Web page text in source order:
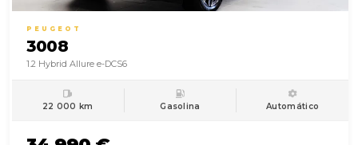
PEUGEOT
3008
1.2 Hybrid Allure e-DCS6
22 000 km Gasolina Automático